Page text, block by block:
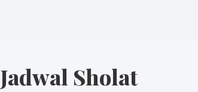
Jadwal Sholat